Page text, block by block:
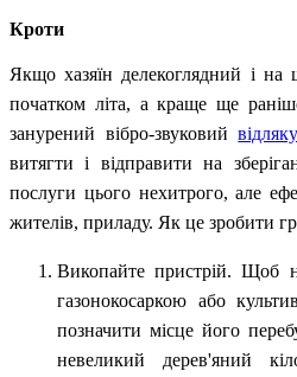
Кроти
Якщо хазяїн делекоглядний і на
початком літа, а краще ще
занурений вібро-звуковий
витягти і відправити на
послуги цього нехитрого, але
жителів, приладу. Як це зробити
Викопайте пристрій. Щоб
газонокосаркою або
позначити місце його
невеликий дерев'яний